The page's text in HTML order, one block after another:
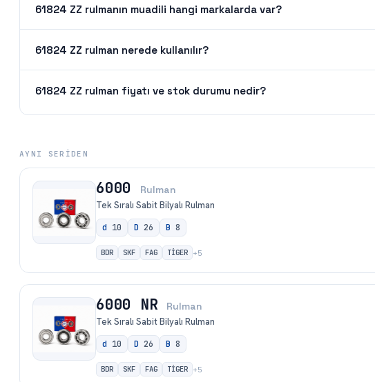
61824 ZZ rulmanın muadili hangi markalarda var?
61824 ZZ rulman nerede kullanılır?
61824 ZZ rulman fiyatı ve stok durumu nedir?
AYNI SERIDEN
6000 Rulman
Tek Sıralı Sabit Bilyalı Rulman
d 10 D 26 B 8
BDR SKF FAG TİGER +5
6000 NR Rulman
Tek Sıralı Sabit Bilyalı Rulman
d 10 D 26 B 8
BDR SKF FAG TİGER +5